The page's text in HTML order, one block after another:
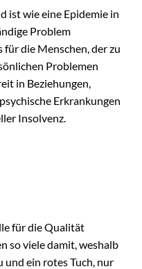
ist wie eine Epidemie in
Problem
die Menschen, der zu
Problemen
in Beziehungen,
Erkrankungen
Insolvenz.
für die Qualität
so viele damit, weshalb
und ein rotes Tuch, nur